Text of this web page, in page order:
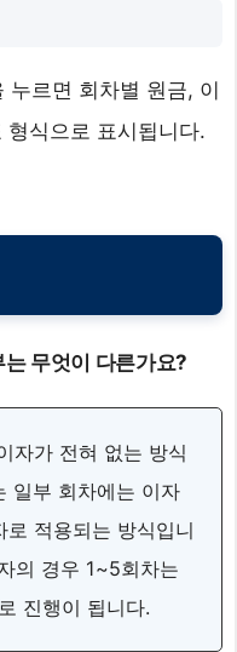
누르면 회차별 원금, 이
식으로 표시됩니다.
무엇이 다른가요?
자가 전혀 없는 방식
일부 회차에는 이자
적용되는 방식입니
의 경우 1~5회차는
진행이 됩니다.